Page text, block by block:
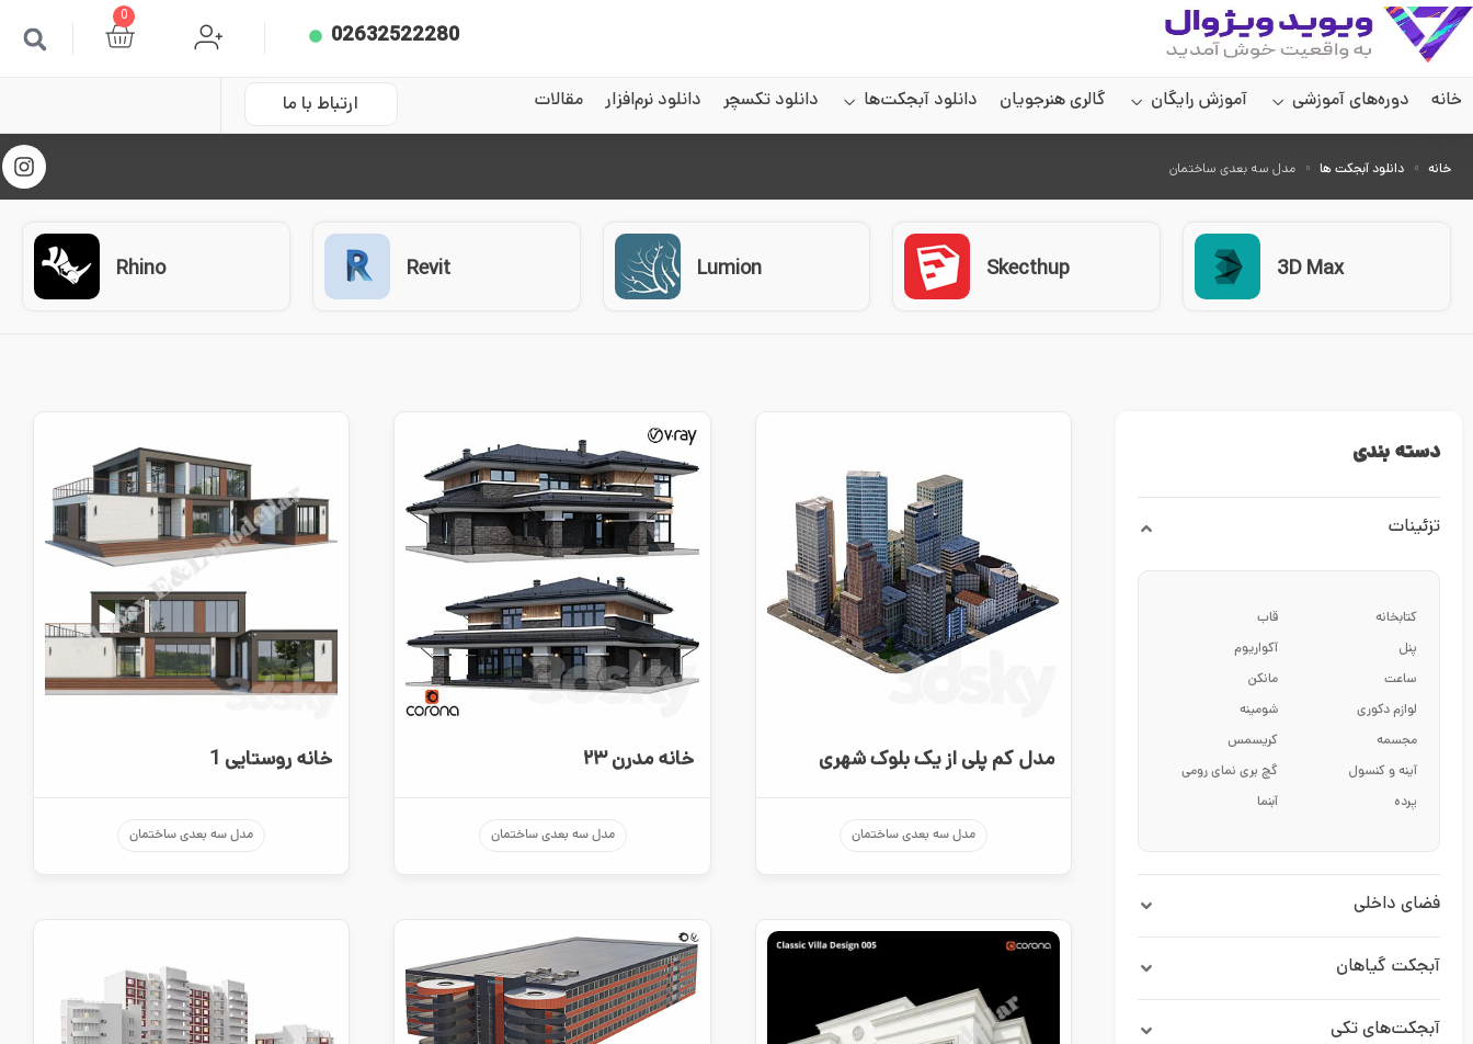
02632522280
0
خانه دوره‌های آموزشی آموزش رایگان گالری هنرجویان دانلود آبجکت‌ها دانلود تکسچر دانلود نرم‌افزار
مقالات
ارتباط با ما
خانه دانلود آبجکت ها مدل سه بعدی ساختمان
3D Max
Skecthup
Lumion
Revit
Rhino
دسته بندی
تزئینات
کتابخانه
پنل
ساعت
لوازم دکوری
مجسمه
آینه و کنسول
پرده
قاب
آکواریوم
مانکن
شومینه
کریسمس
گچ بری نمای رومی
آبنما
فضای داخلی
آبجکت‌ گیاهان
آبجکت‌های تکی
مدل کم پلی از یک بلوک شهری
مدل سه بعدی ساختمان
خانه مدرن ۲۳
مدل سه بعدی ساختمان
خانه روستایی 1
مدل سه بعدی ساختمان